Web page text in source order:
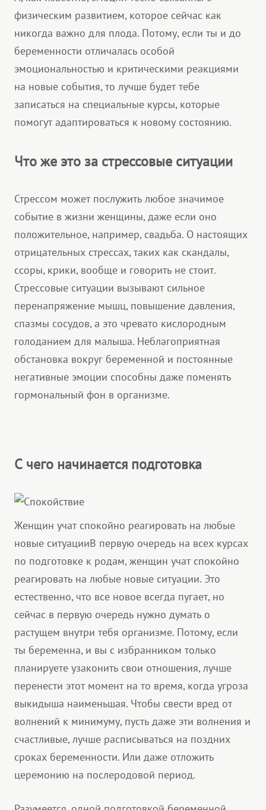
физическим развитием, которое сейчас как
никогда важно для плода. Потому, если ты и до
беременности отличалась особой
эмоциональностью и критическими реакциями
на новые события, то лучше будет тебе
записаться на специальные курсы, которые
помогут адаптироваться к новому состоянию.
Что же это за стрессовые ситуации
Стрессом может послужить любое значимое
событие в жизни женщины, даже если оно
положительное, например, свадьба. О настоящих
отрицательных стрессах, таких как скандалы,
ссоры, крики, вообще и говорить не стоит.
Стрессовые ситуации вызывают сильное
перенапряжение мышц, повышение давления,
спазмы сосудов, а это чревато кислородным
голоданием для малыша. Неблагоприятная
обстановка вокруг беременной и постоянные
негативные эмоции способны даже поменять
гормональный фон в организме.
С чего начинается подготовка
Женщин учат спокойно реагировать на любые
новые ситуацииВ первую очередь на всех курсах
по подготовке к родам, женщин учат спокойно
реагировать на любые новые ситуации. Это
естественно, что все новое всегда пугает, но
сейчас в первую очередь нужно думать о
растущем внутри тебя организме. Потому, если
ты беременна, и вы с избранником только
планируете узаконить свои отношения, лучше
перенести этот момент на то время, когда угроза
выкидыша наименьшая. Чтобы свести вред от
волнений к минимуму, пусть даже эти волнения и
счастливые, лучше расписываться на поздних
сроках беременности. Или даже отложить
церемонию на послеродовой период.